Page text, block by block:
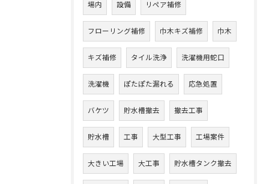
場内 設備 リペア補修
フローリング補修 巾木キズ補修 巾木
キズ補修 タイル洗浄 洗濯機用蛇口
洗濯機 ぽたぽた漏れる 応急処置
バケツ 貯水槽撤去 撤去工事
貯水槽 工事 大型工事 工場案件
大きい工場 大工事 貯水槽タンク撤去